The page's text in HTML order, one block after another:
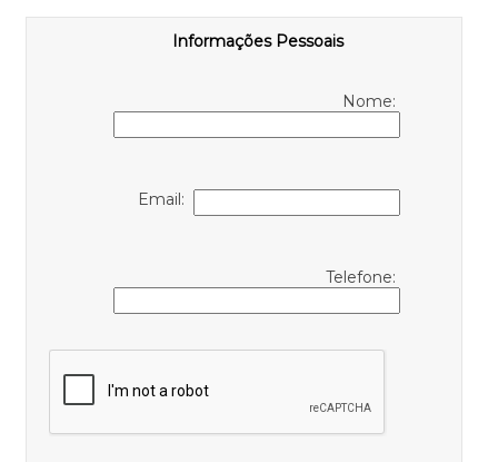
Informações Pessoais
Nome:
Email:
Telefone: